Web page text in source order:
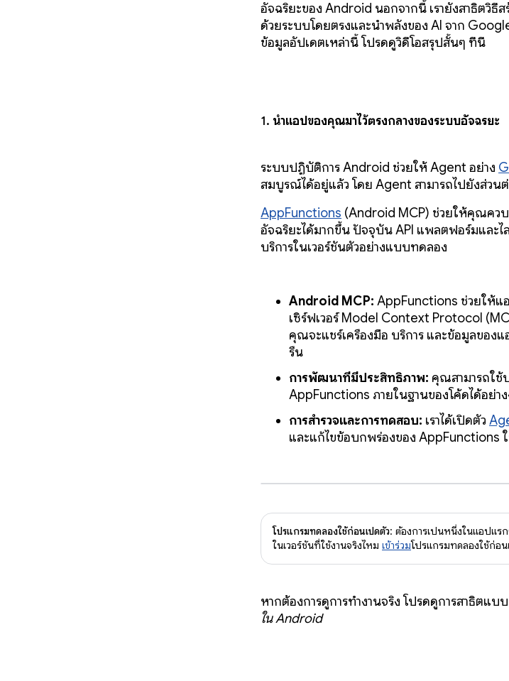
อัจฉริยะของ Android นอกจากนี้ เรายังสาธิตวิธี
ด้วยระบบโดยตรงและนำพลังของ AI จาก
ข้อมูลอัปเดตเหล่านี้ โปรดดูวิดีโอสรุปสั้นๆ ที่นี่
1. นำแอปของคุณมาไว้ตรงกลางของระบบอัจฉริยะ
ระบบปฏิบัติการ Android ช่วยให้ Agent อย่าง
สมบูรณ์ได้อยู่แล้ว โดย Agent สามารถไปยังส่วน
AppFunctions (Android MCP) ช่วยให้คุณคว
อัจฉริยะได้มากขึ้น ปัจจุบัน API แพลตฟอร์มและ
บริการในเวอร์ชันตัวอย่างแบบทดลอง
Android MCP: AppFunctions ช่วยให้
เซิร์ฟเวอร์ Model Context Protocol
คุณจะแชร์เครื่องมือ บริการ และข้อมูลของ
รื่น
การพัฒนาที่มีประสิทธิภาพ: คุณสามารถใช้
AppFunctions ภายในฐานของโค้ดได้อย่าง
การสำรวจและการทดสอบ: เราได้เปิดตัว
และแก้ไขข้อบกพร่องของ AppFunctions
โปรแกรมทดลองใช้ก่อนเปิดตัว: ต้องการเป็นหนึ่งในแอปแร
ในเวอร์ชันที่ใช้งานจริงไหม เข้าร่วมโปรแกรมทดลองใช้ก่อน
หากต้องการดูการทำงานจริง โปรดดูการสาธิตแ
ใน Android